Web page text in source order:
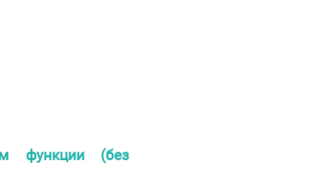
функции (без